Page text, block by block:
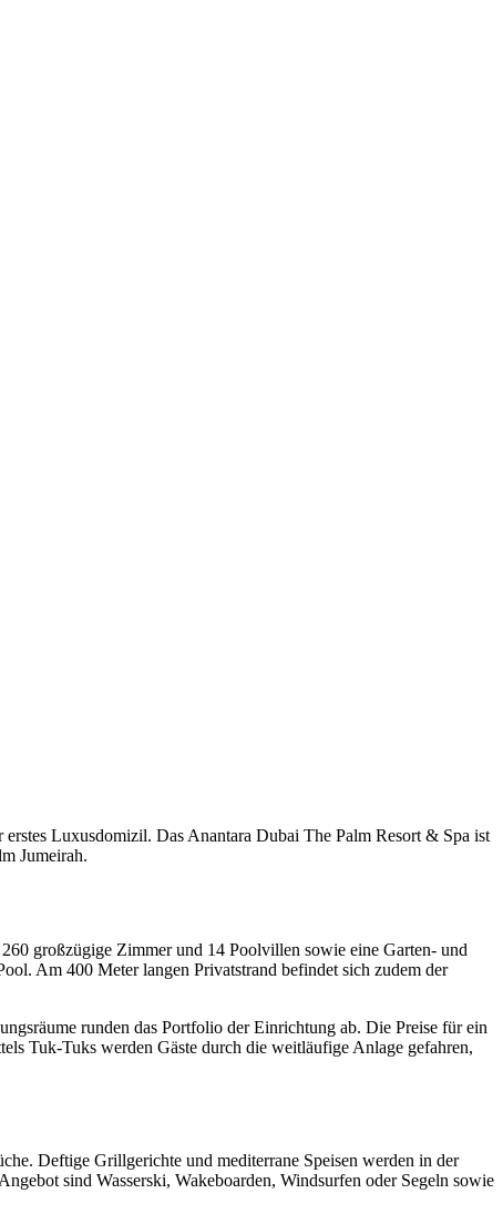
Luxusdomizil. Das Anantara Dubai The Palm Resort & Spa ist
Jumeirah.
großzügige Zimmer und 14 Poolvillen sowie eine Garten- und
Am 400 Meter langen Privatstrand befindet sich zudem der
runden das Portfolio der Einrichtung ab. Die Preise für ein
Tuk-Tuks werden Gäste durch die weitläufige Anlage gefahren,
Deftige Grillgerichte und mediterrane Speisen werden in der
sind Wasserski, Wakeboarden, Windsurfen oder Segeln sowie